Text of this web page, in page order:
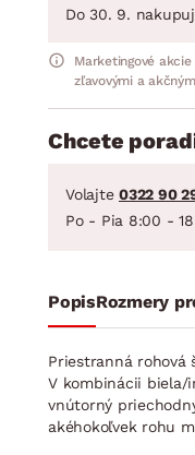
Do 30. 9.
Marketingové
zľavovými a
Chcete
Volajte 0322 90
Po - Pia 8:00 -
PopisRozmery
Priestranná rohová
V kombinácii biela/
vnútorný
akéhokoľvek rohu